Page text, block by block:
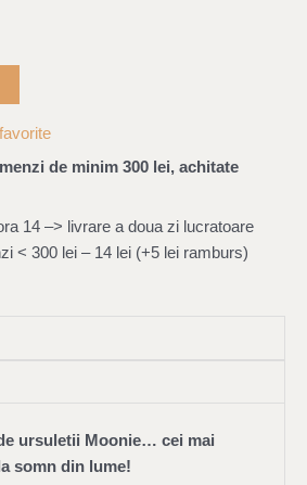
de minim 300 lei, achitate
14 –> livrare a doua zi lucratoare
< 300 lei – 14 lei (+5 lei ramburs)
ursuletii Moonie… cei mai
somn din lume!